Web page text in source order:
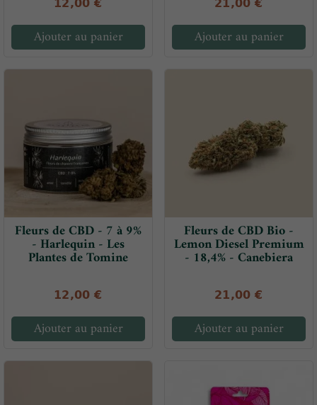
12,00 €
Ajouter au panier
21,00 €
Ajouter au panier
Fleurs de CBD - 7 à 9%
- Harlequin - Les
Plantes de Tomine
12,00 €
Ajouter au panier
Fleurs de CBD Bio -
Lemon Diesel Premium
- 18,4% - Canebiera
21,00 €
Ajouter au panier